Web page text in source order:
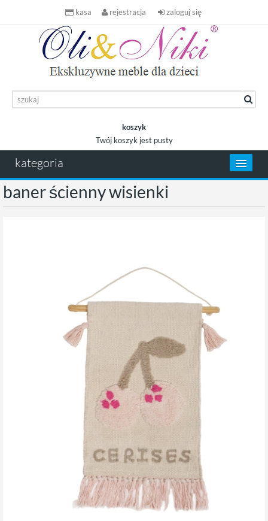
kasa rejestracja zaloguj się
koszyk
Twój koszyk jest pusty
kategoria
baner ścienny wisienki